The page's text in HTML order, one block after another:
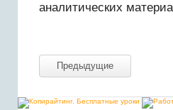
аналитических
Предыдущие